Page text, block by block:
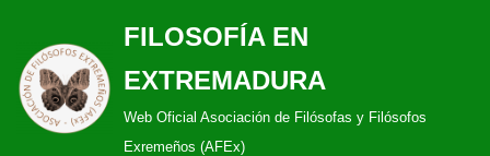
Saltar
al
contenido
FILOSOFÍA EN
EXTREMADURA
Web Oficial Asociación de Filósofas y Filósofos
Exremeños (AFEx)